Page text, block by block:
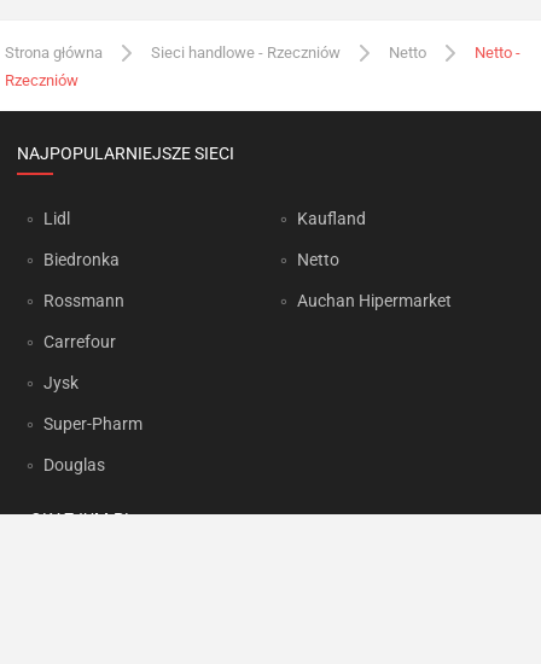
Strona główna Sieci handlowe - Rzeczniów Netto
Netto -
Rzeczniów
NAJPOPULARNIEJSZE SIECI
Lidl
Biedronka
Rossmann
Carrefour
Jysk
Super-Pharm
Douglas
Kaufland
Netto
Auchan Hipermarket
OKAZJUM.PL